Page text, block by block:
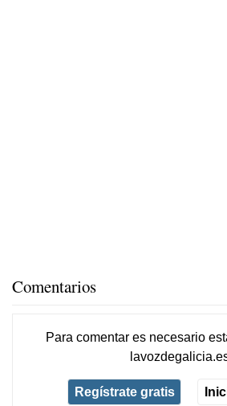
Comentarios
Para comentar es necesario
Regístrate gratis